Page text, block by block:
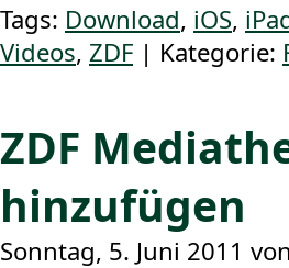
Tags: Download, iOS,
Videos, ZDF | Kategorie:
ZDF
hinzufügen
Sonntag, 5. Juni 2011 von